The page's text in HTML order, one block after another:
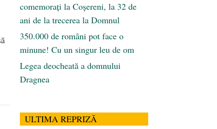
comemorați la Coșereni, la 32 de
ani de la trecerea la Domnul
350.000 de români pot face o
minune! Cu un singur leu de om
Legea deocheată a domnului
Dragnea
ULTIMA REPRIZĂ